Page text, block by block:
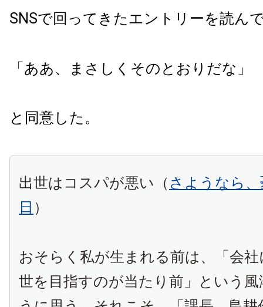
SNSで回ってきたエントリーを読ん
「ああ、まさしくそのとおりだな」
と同意した。
出世はコスパが悪い（ さようなら
日 ）
おそらく私が生まれる前は、「会
世を目指すのが当たり前」という